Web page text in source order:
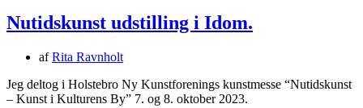
Nutidskunst udstilling i Idom.
afRita Ravnholt
Jeg deltog i Holstebro Ny Kunstforenings kunstmesse “Nutidskunst
– Kunst i Kulturens By” 7. og 8. oktober 2023.